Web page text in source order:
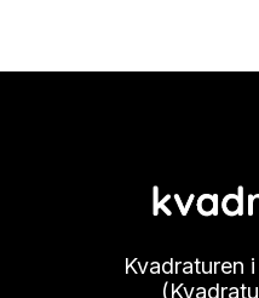
Kvadraturen